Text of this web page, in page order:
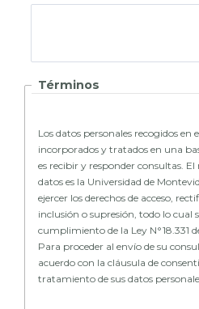
Términos
Los datos personales recogidos en
incorporados y tratados en una
es recibir y responder consultas. El
datos es la Universidad de
ejercer los derechos de acceso,
inclusión o supresión, todo lo cual
cumplimiento de la Ley N°18.331
Para proceder al envío de su
acuerdo con la cláusula de
tratamiento de sus datos